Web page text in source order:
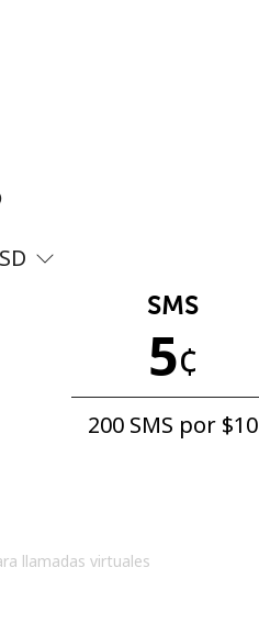
SMS
5¢
200 SMS por ⁦$10⁩
llamadas virtuales